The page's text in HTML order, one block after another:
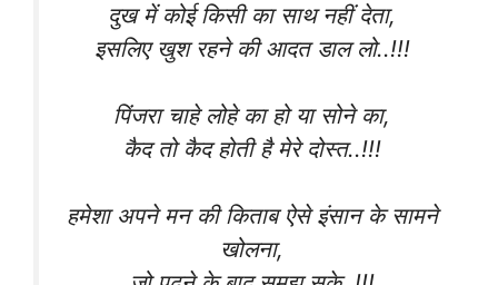
दुख में कोई किसी का साथ नहीं देता,
इसलिए खुश रहने की आदत डाल लो..!!!
पिंजरा चाहे लोहे का हो या सोने का,
कैद तो कैद होती है मेरे दोस्त..!!!
हमेशा अपने मन की किताब ऐसे इंसान के सामने
खोलना,